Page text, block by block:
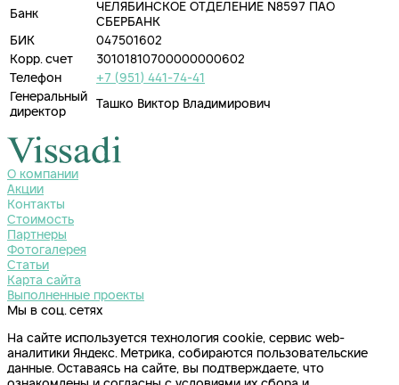
Банк
ЧЕЛЯБИНСКОЕ ОТДЕЛЕНИЕ N8597 ПАО
СБЕРБАНК
БИК
047501602
Корр. счет
30101810700000000602
Телефон
+7 (951) 441-74-41
Генеральный
директор
Ташко Виктор Владимирович
О компании
Акции
Контакты
Стоимость
Партнеры
Фотогалерея
Статьи
Карта сайта
Выполненные проекты
Мы в соц. сетях
На сайте используется технология cookie, сервис web-
аналитики Яндекс. Метрика, собираются пользовательские
данные. Оставаясь на сайте, вы подтверждаете, что